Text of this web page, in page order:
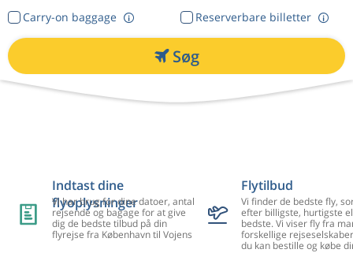
Reserverbare billetter
Carry-on baggage
Søg
Indtast dine
flyoplysninger
Vi har brug for dine datoer, antal
rejsende og bagage for at give
dig de bedste tilbud på din
flyrejse fra København til Vojens
Flytilbud
Vi finder de bedste fly,
efter billigste, hurtigste
bedste. Vi viser fly fra
forskellige
du kan bestille og købe